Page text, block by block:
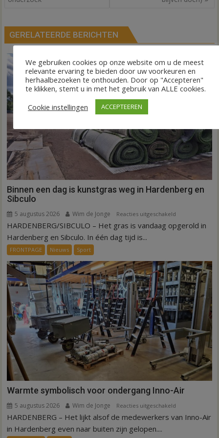
GERELATEERDE BERICHTEN
Binnen een dag is kunstgras weg in Hardenberg en
Sibculo
5 augustus 2026 Wim de Jonge Reacties uitgeschakeld
Binnen
kunstgras
weg
in
Hardenberg
en
Sibculo
HARDENBERG/SIBCULO – Het gras is vandaag opgerold in
Hardenberg en Sibculo. In één dag tijd is...
FRONTPAGE Nieuws Sport
Warmte symbolisch voor ondergang Inno-Air
5 augustus 2026 Wim de Jonge Reacties uitgeschakeld
Warmte
HARDENBERG – Het lijkt alsof de medewerkers van Inno-Air
in Hardenberg even naar buiten zijn gelopen....
We gebruiken cookies op onze website om u de meest
relevante ervaring te bieden door uw voorkeuren en
herhaalbezoeken te onthouden. Door op "Accepteren"
te klikken, stemt u in met het gebruik van ALLE cookies.
Cookie instellingen
ACCEPTEEREN